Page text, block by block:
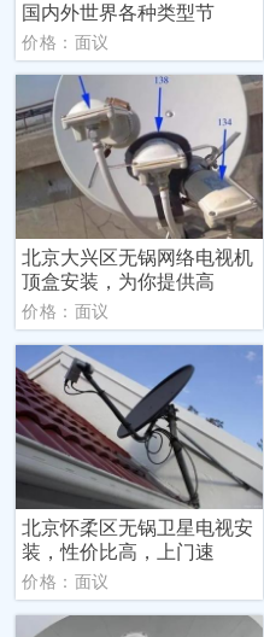
国内外世界各种类型节
价格：面议
北京大兴区无锅网络电视机
顶盒安装，为你提供高
价格：面议
北京怀柔区无锅卫星电视安
装，性价比高，上门速
价格：面议